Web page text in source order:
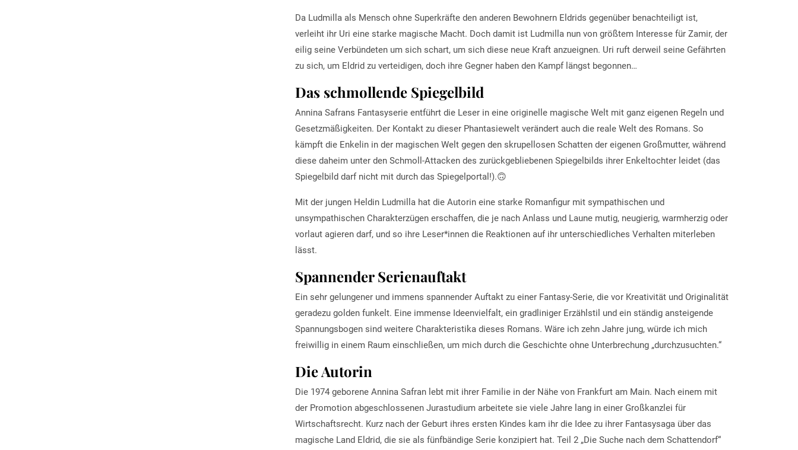
Da Ludmilla als Mensch ohne Superkräfte den anderen Bewohnern Eldrids gegenüber benachteiligt ist,
verleiht ihr Uri eine starke magische Macht. Doch damit ist Ludmilla nun von größtem Interesse für Zamir, der
eilig seine Verbündeten um sich schart, um sich diese neue Kraft anzueignen. Uri ruft derweil seine Gefährten
zu sich, um Eldrid zu verteidigen, doch ihre Gegner haben den Kampf längst begonnen…
Das schmollende Spiegelbild
Annina Safrans Fantasyserie entführt die Leser in eine originelle magische Welt mit ganz eigenen Regeln und
Gesetzmäßigkeiten. Der Kontakt zu dieser Phantasiewelt verändert auch die reale Welt des Romans. So
kämpft die Enkelin in der magischen Welt gegen den skrupellosen Schatten der eigenen Großmutter, während
diese daheim unter den Schmoll-Attacken des zurückgebliebenen Spiegelbilds ihrer Enkeltochter leidet (das
Spiegelbild darf nicht mit durch das Spiegelportal!).🙃
Mit der jungen Heldin Ludmilla hat die Autorin eine starke Romanfigur mit sympathischen und
unsympathischen Charakterzügen erschaffen, die je nach Anlass und Laune mutig, neugierig, warmherzig oder
vorlaut agieren darf, und so ihre Leser*innen die Reaktionen auf ihr unterschiedliches Verhalten miterleben
lässt.
Spannender Serienauftakt
Ein sehr gelungener und immens spannender Auftakt zu einer Fantasy-Serie, die vor Kreativität und Originalität
geradezu golden funkelt. Eine immense Ideenvielfalt, ein gradliniger Erzählstil und ein ständig ansteigende
Spannungsbogen sind weitere Charakteristika dieses Romans. Wäre ich zehn Jahre jung, würde ich mich
freiwillig in einem Raum einschließen, um mich durch die Geschichte ohne Unterbrechung „durchzusuchten.“
Die Autorin
Die 1974 geborene Annina Safran lebt mit ihrer Familie in der Nähe von Frankfurt am Main. Nach einem mit
der Promotion abgeschlossenen Jurastudium arbeitete sie viele Jahre lang in einer Großkanzlei für
Wirtschaftsrecht. Kurz nach der Geburt ihres ersten Kindes kam ihr die Idee zu ihrer Fantasysaga über das
magische Land Eldrid, die sie als fünfbändige Serie konzipiert hat. Teil 2 „Die Suche nach dem Schattendorf“